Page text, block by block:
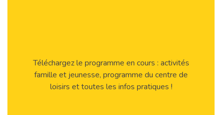
Téléchargez le programme en cours : activités
famille et jeunesse, programme du centre de
loisirs et toutes les infos pratiques !